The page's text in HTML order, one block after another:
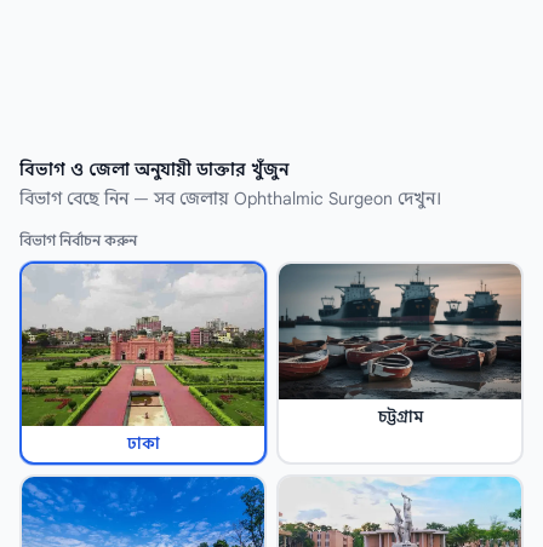
বিভাগ ও জেলা অনুযায়ী ডাক্তার খুঁজুন
বিভাগ বেছে নিন — সব জেলায় Ophthalmic Surgeon দেখুন।
বিভাগ নির্বাচন করুন
ঢাকা
চট্টগ্রাম